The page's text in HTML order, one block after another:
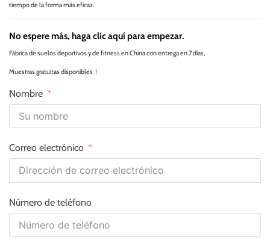
tiempo de la forma más eficaz.
No espere más, haga clic aquí para empezar.
Fábrica de suelos deportivos y de fitness en China con entrega en 7 días,
Muestras gratuitas disponibles！
Nombre
Correo electrónico
Número de teléfono